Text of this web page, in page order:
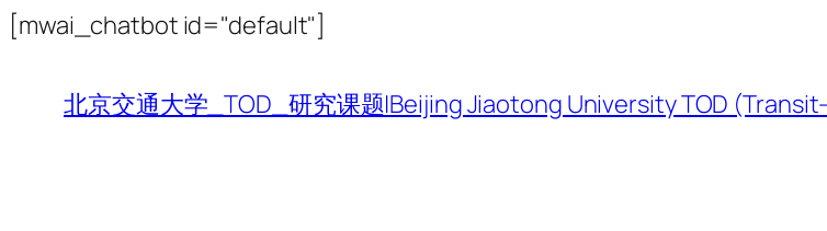
[mwai_chatbot id="default"]
内
容
北京交通大学_TOD_研究课题|Beijing Jiaotong University TOD